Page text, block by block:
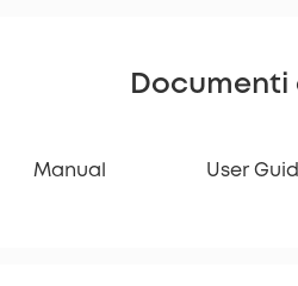
Documenti
Manual User